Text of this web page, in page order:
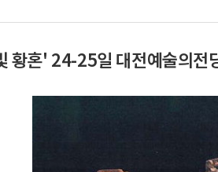
황혼' 24-25일 대전예술의전